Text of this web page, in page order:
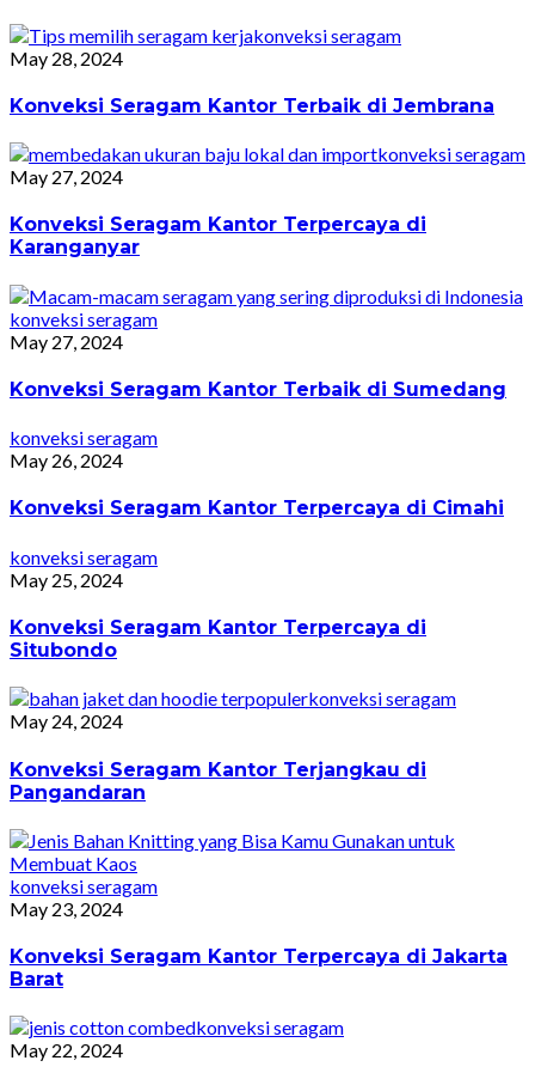
konveksi seragam
May 28, 2024
Konveksi Seragam Kantor Terbaik di Jembrana
konveksi seragam
May 27, 2024
Konveksi Seragam Kantor Terpercaya di
Karanganyar
konveksi seragam
May 27, 2024
Konveksi Seragam Kantor Terbaik di Sumedang
konveksi seragam
May 26, 2024
Konveksi Seragam Kantor Terpercaya di Cimahi
konveksi seragam
May 25, 2024
Konveksi Seragam Kantor Terpercaya di
Situbondo
konveksi seragam
May 24, 2024
Konveksi Seragam Kantor Terjangkau di
Pangandaran
konveksi seragam
May 23, 2024
Konveksi Seragam Kantor Terpercaya di Jakarta
Barat
konveksi seragam
May 22, 2024